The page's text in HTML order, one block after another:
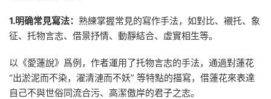
1.明确常見寫法： 熟練掌握常見的寫作手法，如對比、襯托、象
征、托物言志、借景抒情、動靜結合、虛實相生等。
以《愛蓮說》爲例，作者運用了托物言志的手法，通過對蓮花
“出淤泥而不染，濯清漣而不妖” 等特點的描寫，借蓮花來表達
自己不與世俗同流合污、高潔傲岸的君子之志。